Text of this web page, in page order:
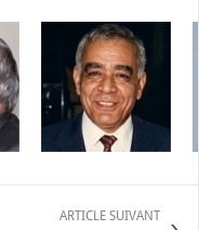
ARTICLE SUIVANT